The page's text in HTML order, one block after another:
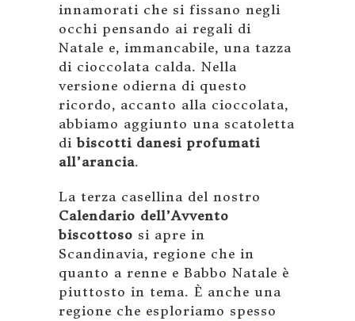
innamorati che si fissano negli
occhi pensando ai regali di
Natale e, immancabile, una tazza
di cioccolata calda. Nella
versione odierna di questo
ricordo, accanto alla cioccolata,
abbiamo aggiunto una scatoletta
dibiscotti danesi profumati
all’arancia.
La terza casellina del nostro
Calendario dell’Avvento
biscottoso si apre in
Scandinavia, regione che in
quanto a renne e Babbo Natale è
piuttosto in tema. È anche una
regione che esploriamo spesso